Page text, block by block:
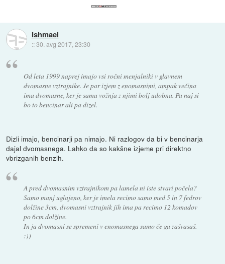
Ishmael
::30. avg 2017, 23:30
Od leta 1999 naprej imajo vsi ročni menjalniki v glavnem
dvomasne vztrajnike. Je par izjem z enomasnimi, ampak večina
ima dvomasne, ker je sama vožnja z njimi bolj udobna. Pa naj si
bo to bencinar ali pa dizel.
Dizli imajo, bencinarji pa nimajo. Ni razlogov da bi v bencinarja
dajal dvomasnega. Lahko da so kakšne izjeme pri direktno
vbrizganih benzih.
A pred dvomasnim vztrajnikom pa lamela ni iste stvari počela?
Samo manj uglajeno, ker je imela recimo samo med 5 in 7 fedrov
dolžine 3cm, dvomasni vztrajnik jih ima pa recimo 12 komadov
po 6cm dolžine.
In ja dvomasni se spremeni v enomasnega samo če ga zašvasaš.
:))